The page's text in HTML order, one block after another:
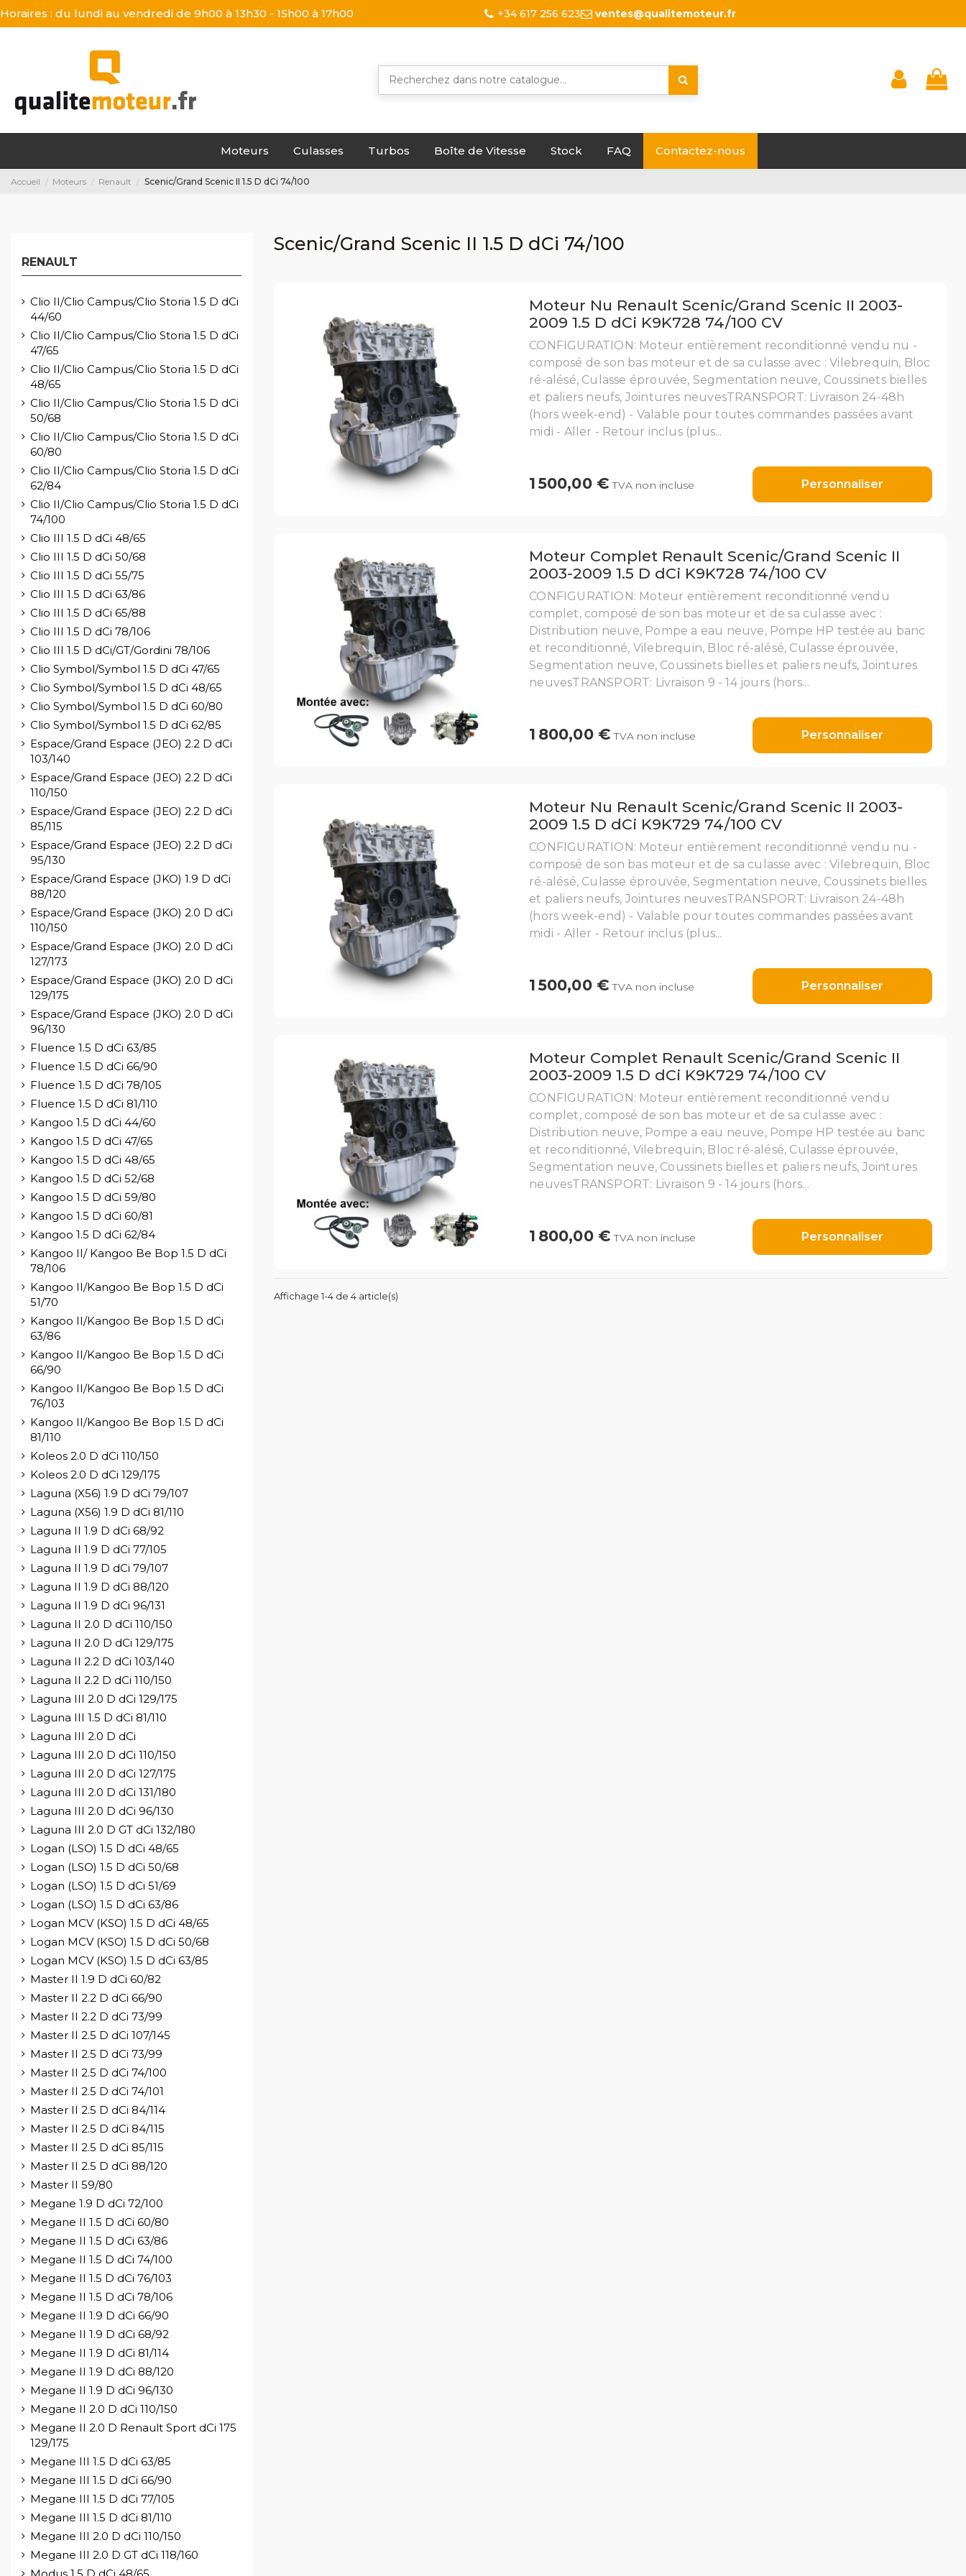
Horaires : du lundi au vendredi de 9h00 à 13h30 - 15h00 à 17h00 +34 617 256 623 ventes@qualitemoteur.fr
Moteurs Culasses Turbos Boîte de Vitesse Stock FAQ Contactez-nous
Accueil Moteurs Renault Scenic/Grand Scenic II 1.5 D dCi 74/100
Scenic/Grand Scenic II 1.5 D dCi 74/100
Moteur Nu Renault Scenic/Grand Scenic II 2003-
2009 1.5 D dCi K9K728 74/100 CV
CONFIGURATION: Moteur entièrement reconditionné vendu nu -
composé de son bas moteur et de sa culasse avec : Vilebrequin, Bloc
ré-alésé, Culasse éprouvée, Segmentation neuve, Coussinets bielles
et paliers neufs, Jointures neuvesTRANSPORT: Livraison 24-48h
(hors week-end) - Valable pour toutes commandes passées avant
midi - Aller - Retour inclus (plus...
1 500,00 € TVA non incluse Personnaliser
Moteur Complet Renault Scenic/Grand Scenic II
2003-2009 1.5 D dCi K9K728 74/100 CV
CONFIGURATION: Moteur entièrement reconditionné vendu
complet, composé de son bas moteur et de sa culasse avec :
Distribution neuve, Pompe a eau neuve, Pompe HP testée au banc
et reconditionné, Vilebrequin, Bloc ré-alésé, Culasse éprouvée,
Segmentation neuve, Coussinets bielles et paliers neufs, Jointures
neuvesTRANSPORT: Livraison 9 - 14 jours (hors...
1 800,00 € TVA non incluse Personnaliser
Moteur Nu Renault Scenic/Grand Scenic II 2003-
2009 1.5 D dCi K9K729 74/100 CV
CONFIGURATION: Moteur entièrement reconditionné vendu nu -
composé de son bas moteur et de sa culasse avec : Vilebrequin, Bloc
ré-alésé, Culasse éprouvée, Segmentation neuve, Coussinets bielles
et paliers neufs, Jointures neuvesTRANSPORT: Livraison 24-48h
(hors week-end) - Valable pour toutes commandes passées avant
midi - Aller - Retour inclus (plus...
1 500,00 € TVA non incluse Personnaliser
Moteur Complet Renault Scenic/Grand Scenic II
2003-2009 1.5 D dCi K9K729 74/100 CV
CONFIGURATION: Moteur entièrement reconditionné vendu
complet, composé de son bas moteur et de sa culasse avec :
Distribution neuve, Pompe a eau neuve, Pompe HP testée au banc
et reconditionné, Vilebrequin, Bloc ré-alésé, Culasse éprouvée,
Segmentation neuve, Coussinets bielles et paliers neufs, Jointures
neuvesTRANSPORT: Livraison 9 - 14 jours (hors...
1 800,00 € TVA non incluse Personnaliser
Affichage 1-4 de 4 article(s)
RENAULT
Clio II/Clio Campus/Clio Storia 1.5 D dCi
44/60
Clio II/Clio Campus/Clio Storia 1.5 D dCi
47/65
Clio II/Clio Campus/Clio Storia 1.5 D dCi
48/65
Clio II/Clio Campus/Clio Storia 1.5 D dCi
50/68
Clio II/Clio Campus/Clio Storia 1.5 D dCi
60/80
Clio II/Clio Campus/Clio Storia 1.5 D dCi
62/84
Clio II/Clio Campus/Clio Storia 1.5 D dCi
74/100
Clio III 1.5 D dCi 48/65
Clio III 1.5 D dCi 50/68
Clio III 1.5 D dCi 55/75
Clio III 1.5 D dCi 63/86
Clio III 1.5 D dCi 65/88
Clio III 1.5 D dCi 78/106
Clio III 1.5 D dCi/GT/Gordini 78/106
Clio Symbol/Symbol 1.5 D dCi 47/65
Clio Symbol/Symbol 1.5 D dCi 48/65
Clio Symbol/Symbol 1.5 D dCi 60/80
Clio Symbol/Symbol 1.5 D dCi 62/85
Espace/Grand Espace (JEO) 2.2 D dCi
103/140
Espace/Grand Espace (JEO) 2.2 D dCi
110/150
Espace/Grand Espace (JEO) 2.2 D dCi
85/115
Espace/Grand Espace (JEO) 2.2 D dCi
95/130
Espace/Grand Espace (JKO) 1.9 D dCi
88/120
Espace/Grand Espace (JKO) 2.0 D dCi
110/150
Espace/Grand Espace (JKO) 2.0 D dCi
127/173
Espace/Grand Espace (JKO) 2.0 D dCi
129/175
Espace/Grand Espace (JKO) 2.0 D dCi
96/130
Fluence 1.5 D dCi 63/85
Fluence 1.5 D dCi 66/90
Fluence 1.5 D dCi 78/105
Fluence 1.5 D dCi 81/110
Kangoo 1.5 D dCi 44/60
Kangoo 1.5 D dCi 47/65
Kangoo 1.5 D dCi 48/65
Kangoo 1.5 D dCi 52/68
Kangoo 1.5 D dCi 59/80
Kangoo 1.5 D dCi 60/81
Kangoo 1.5 D dCi 62/84
Kangoo II/ Kangoo Be Bop 1.5 D dCi
78/106
Kangoo II/Kangoo Be Bop 1.5 D dCi
51/70
Kangoo II/Kangoo Be Bop 1.5 D dCi
63/86
Kangoo II/Kangoo Be Bop 1.5 D dCi
66/90
Kangoo II/Kangoo Be Bop 1.5 D dCi
76/103
Kangoo II/Kangoo Be Bop 1.5 D dCi
81/110
Koleos 2.0 D dCi 110/150
Koleos 2.0 D dCi 129/175
Laguna (X56) 1.9 D dCi 79/107
Laguna (X56) 1.9 D dCi 81/110
Laguna II 1.9 D dCi 68/92
Laguna II 1.9 D dCi 77/105
Laguna II 1.9 D dCi 79/107
Laguna II 1.9 D dCi 88/120
Laguna II 1.9 D dCi 96/131
Laguna II 2.0 D dCi 110/150
Laguna II 2.0 D dCi 129/175
Laguna II 2.2 D dCi 103/140
Laguna II 2.2 D dCi 110/150
Laguna III 2.0 D dCi 129/175
Laguna III 1.5 D dCi 81/110
Laguna III 2.0 D dCi
Laguna III 2.0 D dCi 110/150
Laguna III 2.0 D dCi 127/175
Laguna III 2.0 D dCi 131/180
Laguna III 2.0 D dCi 96/130
Laguna III 2.0 D GT dCi 132/180
Logan (LSO) 1.5 D dCi 48/65
Logan (LSO) 1.5 D dCi 50/68
Logan (LSO) 1.5 D dCi 51/69
Logan (LSO) 1.5 D dCi 63/86
Logan MCV (KSO) 1.5 D dCi 48/65
Logan MCV (KSO) 1.5 D dCi 50/68
Logan MCV (KSO) 1.5 D dCi 63/85
Master II 1.9 D dCi 60/82
Master II 2.2 D dCi 66/90
Master II 2.2 D dCi 73/99
Master II 2.5 D dCi 107/145
Master II 2.5 D dCi 73/99
Master II 2.5 D dCi 74/100
Master II 2.5 D dCi 74/101
Master II 2.5 D dCi 84/114
Master II 2.5 D dCi 84/115
Master II 2.5 D dCi 85/115
Master II 2.5 D dCi 88/120
Master II 59/80
Megane 1.9 D dCi 72/100
Megane II 1.5 D dCi 60/80
Megane II 1.5 D dCi 63/86
Megane II 1.5 D dCi 74/100
Megane II 1.5 D dCi 76/103
Megane II 1.5 D dCi 78/106
Megane II 1.9 D dCi 66/90
Megane II 1.9 D dCi 68/92
Megane II 1.9 D dCi 81/114
Megane II 1.9 D dCi 88/120
Megane II 1.9 D dCi 96/130
Megane II 2.0 D dCi 110/150
Megane II 2.0 D Renault Sport dCi 175
129/175
Megane III 1.5 D dCi 63/85
Megane III 1.5 D dCi 66/90
Megane III 1.5 D dCi 77/105
Megane III 1.5 D dCi 81/110
Megane III 2.0 D dCi 110/150
Megane III 2.0 D GT dCi 118/160